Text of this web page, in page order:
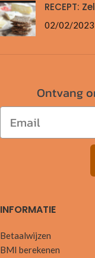
RECEPT:
02/02/2023
Ontvang
Email
INFORMATIE
Betaalwijzen
BMI berekenen